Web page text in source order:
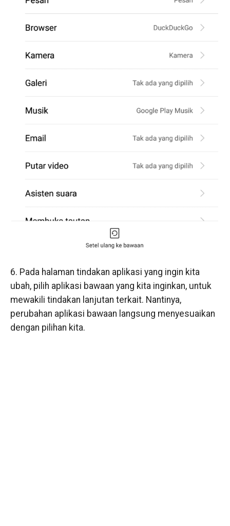
6. Pada halaman tindakan aplikasi yang ingin kita
ubah, pilih aplikasi bawaan yang kita inginkan, untuk
mewakili tindakan lanjutan terkait. Nantinya,
perubahan aplikasi bawaan langsung menyesuaikan
dengan pilihan kita.